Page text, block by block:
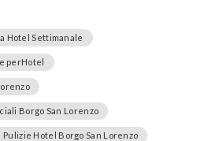
Hotel Settimanale
perHotel
Borgo San Lorenzo
Pulizie Hotel Borgo San Lorenzo